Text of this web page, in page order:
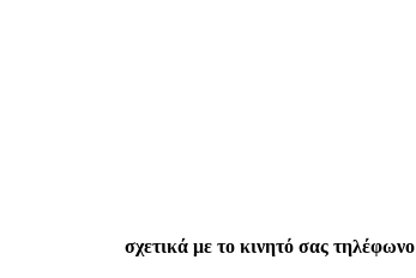
σχετικά με το κινητό σας τηλέφωνο